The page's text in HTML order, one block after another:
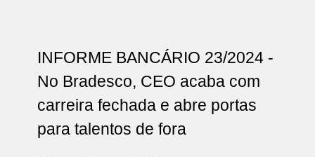
INFORME BANCÁRIO 23/2024 -
No Bradesco, CEO acaba com
carreira fechada e abre portas
para talentos de fora